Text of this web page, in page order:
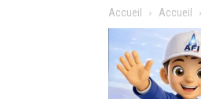
Accueil Accueil